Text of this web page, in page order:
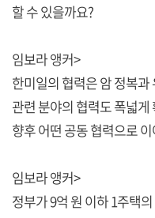
할 수 있을까요?
임보라 앵커>
한미일의 협력은 암 정복
관련 분야의 협력도 폭넓
향후 어떤 공동 협력으로
임보라 앵커>
정부가 9억 원 이하 1주택